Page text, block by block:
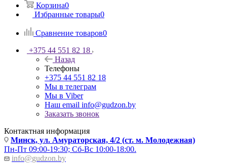
Корзина0
Избранные товары0
Сравнение товаров0
+375 44 551 82 18
Назад
Телефоны
+375 44 551 82 18
Мы в телеграм
Мы в Viber
Наш email info@gudzon.by
Заказать звонок
Контактная информация
Минск, ул. Амураторская, 4/2 (ст. м. Молодежная)
Пн-Пт 09:00-19:30; Сб-Вс 10:00-18:00.
info@gudzon.by